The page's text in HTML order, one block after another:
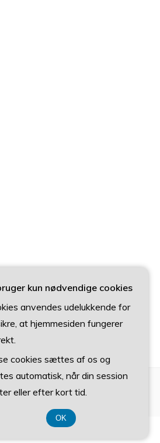
2022
DK374 077 39
kun nødvendige cookies
anvendes udelukkende for
at hjemmesiden fungerer
cookies sættes af os og
automatisk, når din session
eller efter kort tid.
OK